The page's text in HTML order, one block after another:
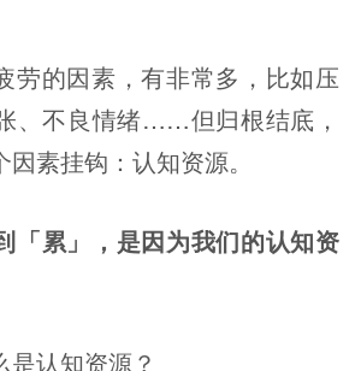
劳的因素，有非常多，比如压
、不良情绪……但归根结底，
素挂钩：认知资源。
「累」，是因为我们的认知资
是认知资源？